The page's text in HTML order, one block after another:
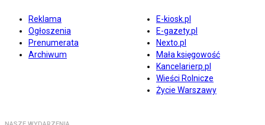
Reklama
Ogłoszenia
Prenumerata
Archiwum
E-kiosk.pl
E-gazety.pl
Nexto.pl
Mała księgowość
Kancelarierp.pl
Wieści Rolnicze
Życie Warszawy